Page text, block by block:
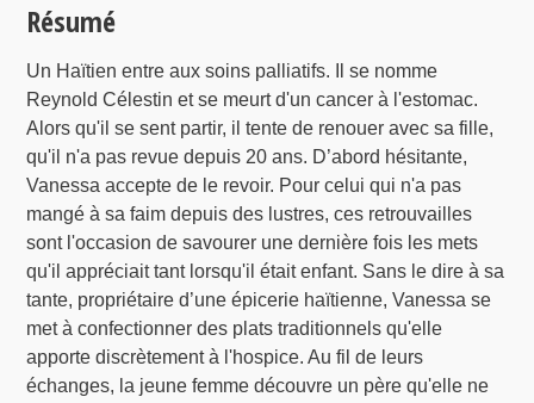
Résumé
Un Haïtien entre aux soins palliatifs. Il se nomme
Reynold Célestin et se meurt d'un cancer à l'estomac.
Alors qu'il se sent partir, il tente de renouer avec sa fille,
qu'il n'a pas revue depuis 20 ans. D’abord hésitante,
Vanessa accepte de le revoir. Pour celui qui n'a pas
mangé à sa faim depuis des lustres, ces retrouvailles
sont l'occasion de savourer une dernière fois les mets
qu'il appréciait tant lorsqu'il était enfant. Sans le dire à sa
tante, propriétaire d’une épicerie haïtienne, Vanessa se
met à confectionner des plats traditionnels qu'elle
apporte discrètement à l'hospice. Au fil de leurs
échanges, la jeune femme découvre un père qu'elle ne